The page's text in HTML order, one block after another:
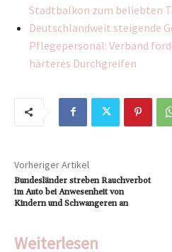
Stadtbalkon zum beliebten
Deutschlandweit steigende
Pflegepersonal: Verband
härteres Durchgreifen
Vorheriger Artikel
Bundesländer streben Rauchverbot
im Auto bei Anwesenheit von
Kindern und Schwangeren an
Weiterlesen